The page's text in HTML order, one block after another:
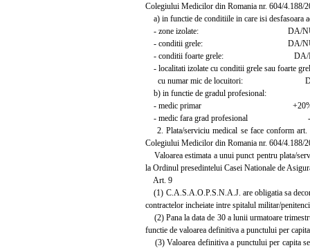
Colegiului Medicilor din Romania nr. 604/4.188/
a) in functie de conditiile in care isi desfasoara
- zone izolate: DA/NU
- conditii grele: DA/NU
- conditii foarte grele: DA/NU
- localitati izolate cu conditii grele sau foarte
cu numar mic de locuitori: DA/
b) in functie de gradul profesional:
- medic primar
- medic fara grad profesional -
2. Plata/serviciu medical se face conform art.
Colegiului Medicilor din Romania nr. 604/4.188/
Valoarea estimata a unui punct pentru plata/
la Ordinul presedintelui Casei Nationale de
Art. 9
(1) C.A.S.A.O.P.S.N.A.J. are obligatia sa
contractelor incheiate intre spitalul militar/
(2) Pana la data de 30 a lunii urmatoare
functie de valoarea definitiva a punctului per
(3) Valoarea definitiva a punctului per capita